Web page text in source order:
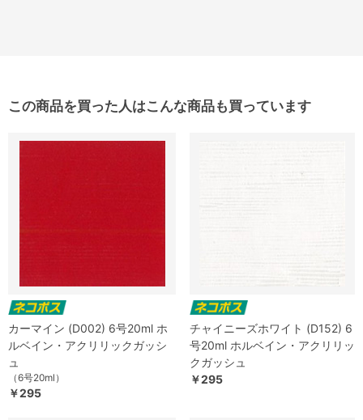
この商品を買った人はこんな商品も買っています
カーマイン (D002) 6号20ml ホ
ルベイン・アクリリックガッシ
ュ
（6号20ml）
￥295
チャイニーズホワイト (D152) 6
号20ml ホルベイン・アクリリッ
クガッシュ
￥295